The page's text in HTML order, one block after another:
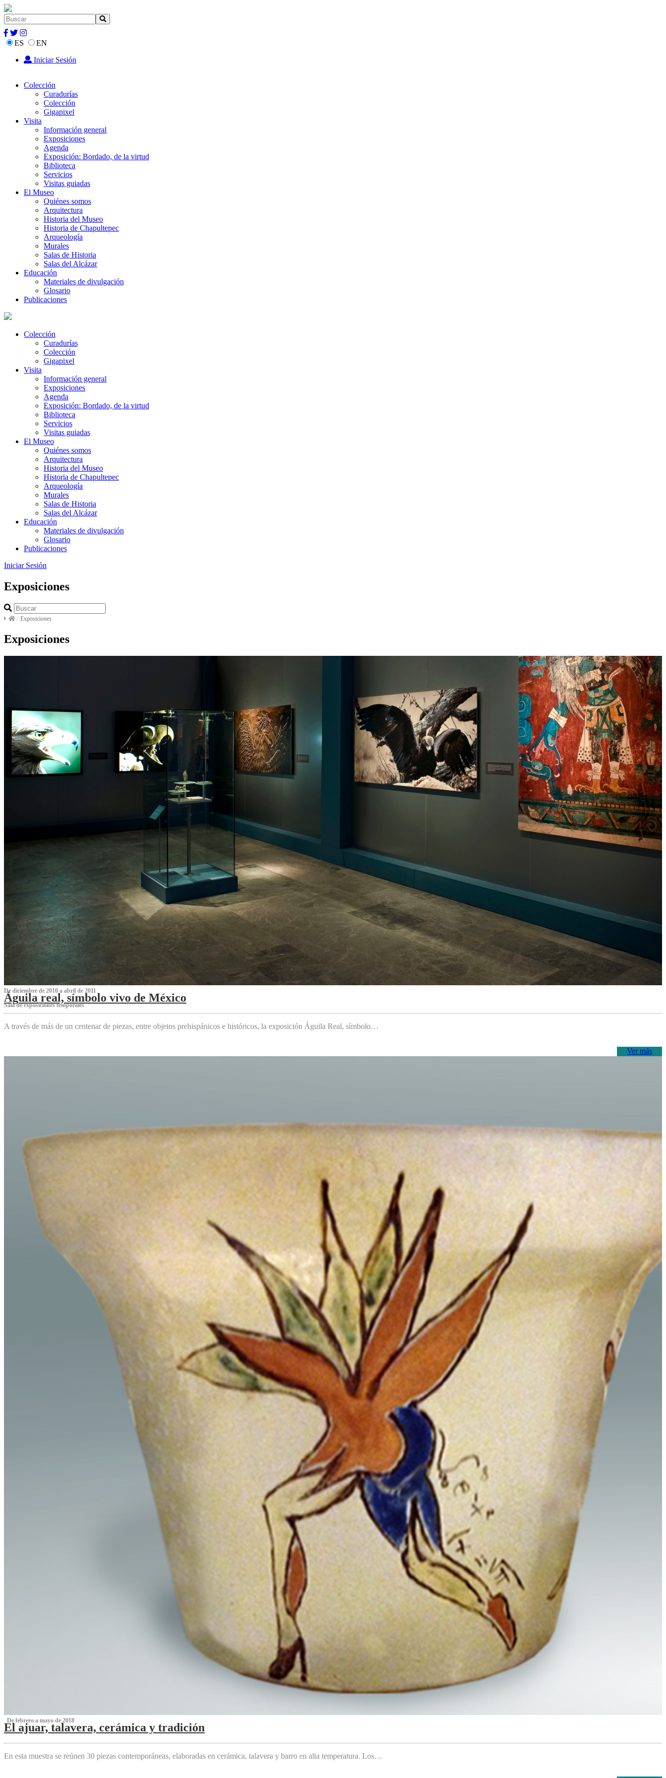
ES
EN
Iniciar Sesión
Colección
Curadurías
Colección
Gigapixel
Visita
Información general
Exposiciones
Agenda
Exposición: Bordado, de la virtud
Biblioteca
Servicios
Visitas guiadas
El Museo
Quiénes somos
Arquitectura
Historia del Museo
Historia de Chapultepec
Arqueología
Murales
Salas de Historia
Salas del Alcázar
Educación
Materiales de divulgación
Glosario
Publicaciones
Colección
Curadurías
Colección
Gigapixel
Visita
Información general
Exposiciones
Agenda
Exposición: Bordado, de la virtud
Biblioteca
Servicios
Visitas guiadas
El Museo
Quiénes somos
Arquitectura
Historia del Museo
Historia de Chapultepec
Arqueología
Murales
Salas de Historia
Salas del Alcázar
Educación
Materiales de divulgación
Glosario
Publicaciones
Iniciar Sesión
Exposiciones
/ Exposiciones
Exposiciones
De diciembre de 2010 a abril de 2011
Águila real, símbolo vivo de México
Sala de exposiciones temporales
A través de más de un centenar de piezas, entre objetos prehispánicos e históricos, la exposición Águila Real, símbolo…
Ver más
‌ De febrero a mayo de 2018
El ajuar, talavera, cerámica y tradición
‌
En esta muestra se reúnen 30 piezas contemporáneas, elaboradas en cerámica, talavera y barro en alta temperatura. Los…